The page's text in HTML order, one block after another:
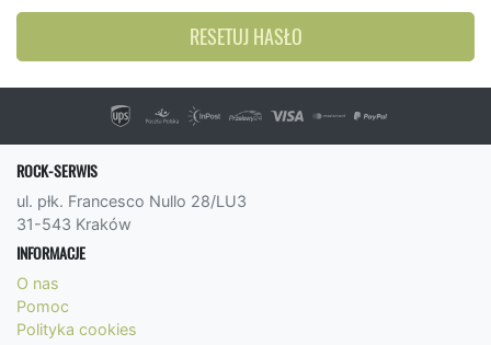
RESETUJ HASŁO
ROCK-SERWIS
ul. płk. Francesco Nullo 28/LU3
31-543 Kraków
INFORMACJE
O nas
Pomoc
Polityka cookies